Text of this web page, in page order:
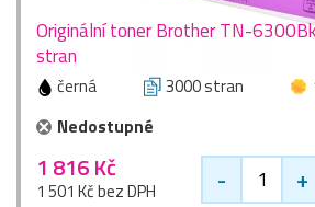
Originální toner Brother TN-
stran
černá 3000 stran
Nedostupné
1 816 Kč
1 501 Kč bez DPH - +